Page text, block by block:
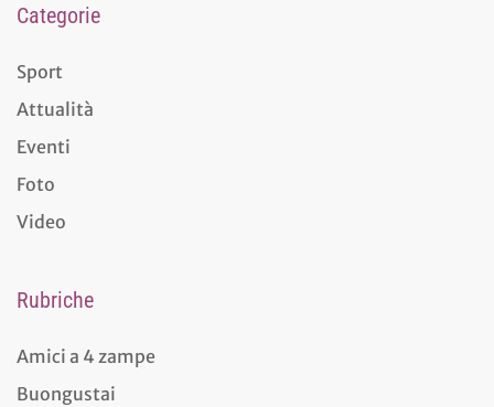
Categorie
Sport
Attualità
Eventi
Foto
Video
Rubriche
Amici a 4 zampe
Buongustai